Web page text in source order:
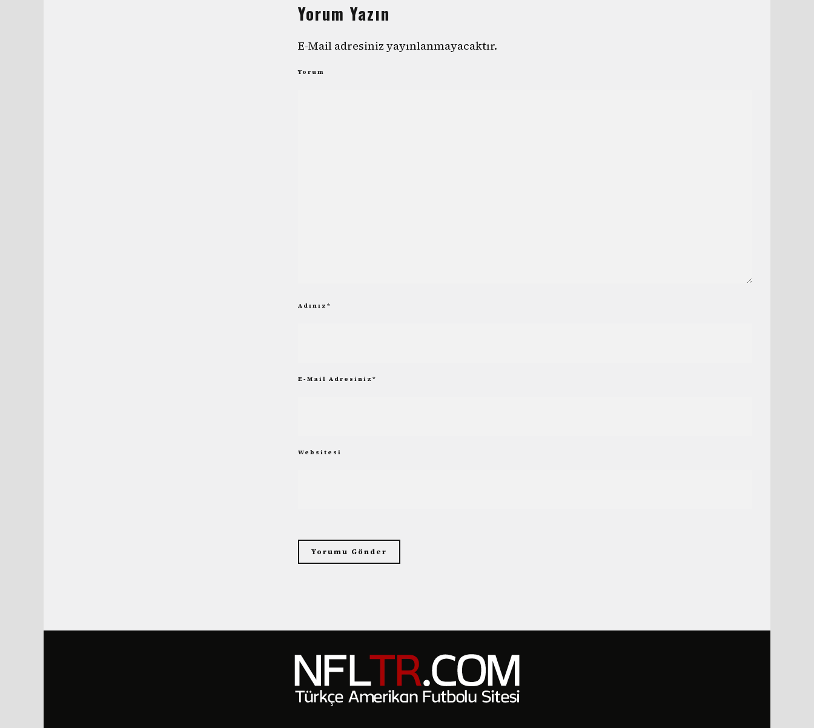
Yorum Yazın
E-Mail adresiniz yayınlanmayacaktır.
Yorum
Adınız *
E-Mail Adresiniz *
Websitesi